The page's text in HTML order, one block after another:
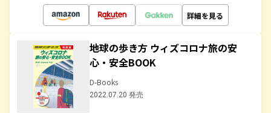
詳細を見る
地球の歩き方 ウィズコロナ旅の安
心・安全BOOK
D-Books
2022.07.20 発売